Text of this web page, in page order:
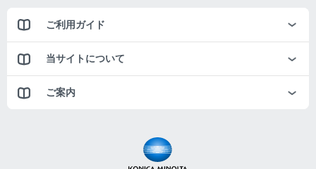
ご利用ガイド
当サイトについて
ご案内